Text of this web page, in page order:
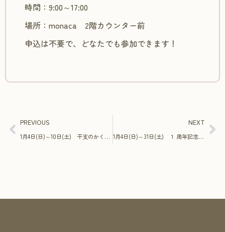
時間：9:00～17:00
場所：monaca 2階カウンター前
申込は不要で、どなたでも参加できます！
PREVIOUS
1月4日(日)～10日(土) 干支のかくれんぼ
NEXT
1月4日(日)～31日(土) １ 周年記念 企画展示